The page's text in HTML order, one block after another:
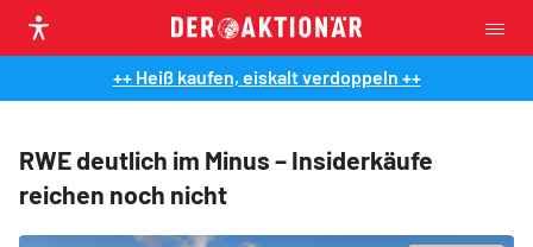
++ Heiß kaufen, eiskalt verdoppeln ++
RWE deutlich im Minus – Insiderkäufe
reichen noch nicht